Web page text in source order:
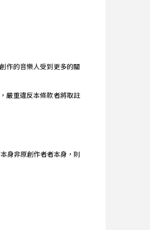
作的音樂人受到更多的關
嚴重違反本條款者將取註
身非原創作者者本身，則